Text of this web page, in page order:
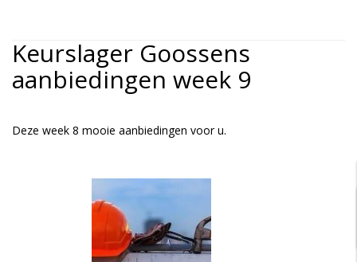
Keurslager Goossens
aanbiedingen week 9
Deze week 8 mooie aanbiedingen voor u.